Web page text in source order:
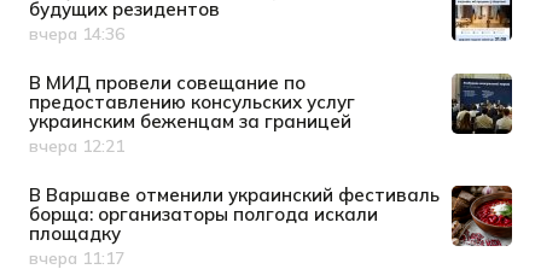
будущих резидентов
Дата публикации
вчера 14:36
В МИД провели совещание по
предоставлению консульских услуг
украинским беженцам за границей
Дата публикации
вчера 12:21
В Варшаве отменили украинский фестиваль
борща: организаторы полгода искали
площадку
Дата публикации
вчера 11:17